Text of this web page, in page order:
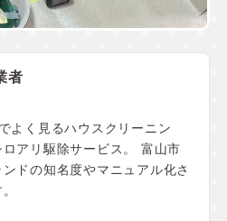
者
よく見るハウスクリーニン
アリ駆除サービス。 富山市
ドの知名度やマニュアル化さ